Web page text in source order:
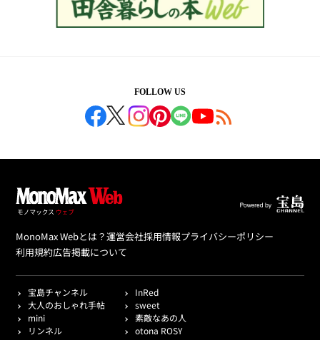
FOLLOW US
MonoMax Webとは？運営会社採用情報プライバシーポリシー
利用規約広告掲載について
宝島チャンネル
InRed
大人のおしゃれ手帖
sweet
mini
素敵なあの人
リンネル
otona ROSY